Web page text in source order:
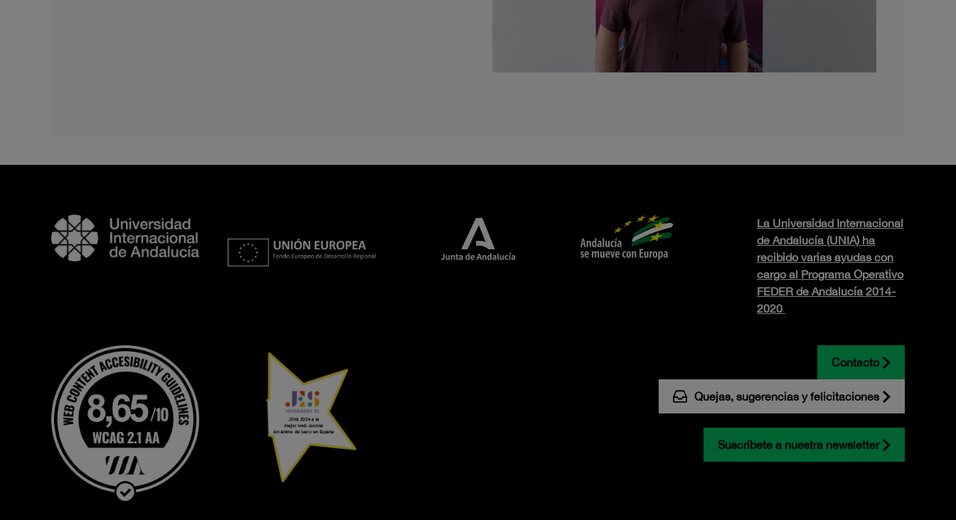
La Universidad Internacional
de Andalucía (UNIA) ha
recibido varias ayudas con
cargo al Programa Operativo
FEDER de Andalucía 2014-
2020
Contacto
Quejas, sugerencias y felicitaciones
Suscríbete a nuestra newsletter